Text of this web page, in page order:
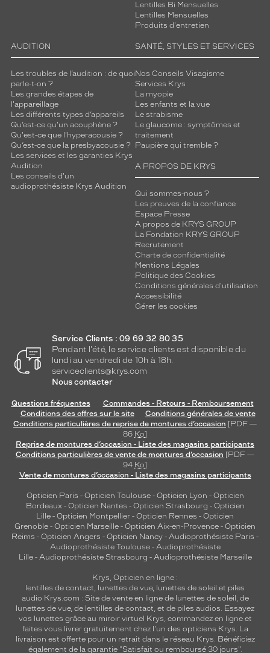
Lentilles Bi Mensuelles
Lentilles Mensuelles
Produits d'entretien
AUDITION
Les troubles de l’audition : de quoi
parle-t-on ?
Les grandes étapes de
l'appareillage
Les différents types d’appareils
Qu’est-ce qu'un acouphène ?
Qu'est-ce que l'hyperacousie ?
Qu’est-ce que la presbyacousie ?
Les services et les garanties Krys
Audition
Les conseils d'un
audioprothésiste Krys Audition
SANTÉ, STYLES ET SERVICES
Nos Conseils Visagisme
Services Krys
La myopie
Les enfants et la vue
Le strabisme
Le glaucome : symptômes et
traitement
Paupière qui tremble ?
A PROPOS DE KRYS
Qui sommes-nous ?
Les preuves de la confiance
Espace Presse
A propos de KRYS GROUP
La Fondation KRYS GROUP
Recrutement
Charte de confidentialité
Mentions Légales
Politique des Cookies
Conditions générales d'utilisation
Accessibilité
Gérer les cookies
Service Clients : 09 69 32 80 35
Pendant l'été, le service clients est disponible du
lundi au vendredi de 10h à 18h.
serviceclients@krys.com
Nous contacter
Questions fréquentes
Commandes - Retours - Remboursement
Conditions des offres sur le site
Conditions générales de vente
Conditions particulières de reprise de montures d’occasion [PDF —
86 Ko]
Reprise de montures d’occasion - Liste des magasins participants
Conditions particulières de vente de montures d’occasion [PDF —
94 Ko]
Vente de montures d’occasion - Liste des magasins participants
Opticien Paris - Opticien Toulouse- Opticien Lyon - Opticien
Bordeaux- Opticien Nantes - Opticien Strasbourg - Opticien
Lille - Opticien Montpellier - Opticien Rennes - Opticien
Grenoble - Opticien Marseille - Opticien Aix-en-Provence - Opticien
Reims - Opticien Angers - Opticien Nancy - Audioprothésiste Paris -
Audioprothésiste Toulouse- Audioprothésiste
Lille- Audioprothésiste Strasbourg - Audioprothésiste Marseille
Krys, Opticien en ligne :
lentilles de contact, lunettes de vue, lunettes de soleil et piles
audio Krys.com : Site de vente en ligne de lunettes de soleil, de
lunettes de vue, de lentilles de contact, et de piles audios. Essayez
vos lunettes grâce au miroir virtuel Krys, commandez en ligne et
faites vous livrer gratuitement chez l'un des opticiens Krys. La
livraison est offerte pour un retrait dans le réseau Krys. Bénéficiez
également de la garantie "Satisfait ou remboursé 30 jours".